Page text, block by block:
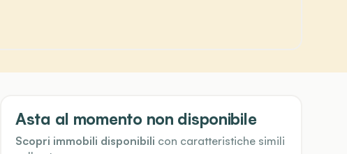
Asta al momento non disponibile
Scopri immobili disponibili con caratteristiche simili